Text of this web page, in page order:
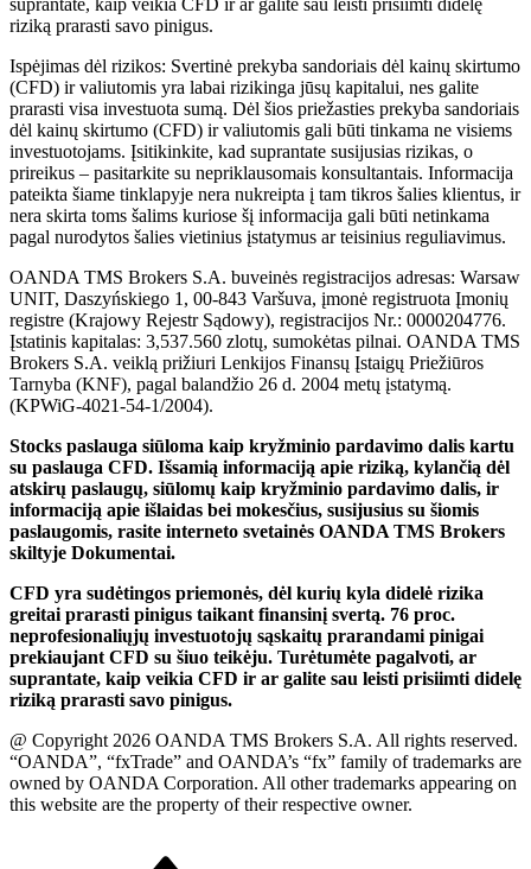
riziką prarasti savo pinigus.
Ispėjimas dėl rizikos: Svertinė prekyba sandoriais dėl kainų skirtumo
(CFD) ir valiutomis yra labai rizikinga jūsų kapitalui, nes galite
prarasti visa investuota sumą. Dėl šios priežasties prekyba sandoriais
dėl kainų skirtumo (CFD) ir valiutomis gali būti tinkama ne visiems
investuotojams. Įsitikinkite, kad suprantate susijusias rizikas, o
prireikus – pasitarkite su nepriklausomais konsultantais. Informacija
pateikta šiame tinklapyje nera nukreipta į tam tikros šalies klientus, ir
nera skirta toms šalims kuriose šį informacija gali būti netinkama
pagal nurodytos šalies vietinius įstatymus ar teisinius reguliavimus.
OANDA TMS Brokers S.A. buveinės registracijos adresas: Warsaw
UNIT, Daszyńskiego 1, 00-843 Varšuva, įmonė registruota Įmonių
registre (Krajowy Rejestr Sądowy), registracijos Nr.: 0000204776.
Įstatinis kapitalas: 3,537.560 zlotų, sumokėtas pilnai. OANDA TMS
Brokers S.A. veiklą prižiuri Lenkijos Finansų Įstaigų Priežiūros
Tarnyba (KNF), pagal balandžio 26 d. 2004 metų įstatymą.
(KPWiG-4021-54-1/2004).
Stocks paslauga siūloma kaip kryžminio pardavimo dalis kartu
su paslauga CFD. Išsamią informaciją apie riziką, kylančią dėl
atskirų paslaugų, siūlomų kaip kryžminio pardavimo dalis, ir
informaciją apie išlaidas bei mokesčius, susijusius su šiomis
paslaugomis, rasite interneto svetainės OANDA TMS Brokers
skiltyje Dokumentai.
CFD yra sudėtingos priemonės, dėl kurių kyla didelė rizika
greitai prarasti pinigus taikant finansinį svertą. 76 proc.
neprofesionaliųjų investuotojų sąskaitų prarandami pinigai
prekiaujant CFD su šiuo teikėju. Turėtumėte pagalvoti, ar
suprantate, kaip veikia CFD ir ar galite sau leisti prisiimti didelę
riziką prarasti savo pinigus.
@ Copyright 2026 OANDA TMS Brokers S.A. All rights reserved.
“OANDA”, “fxTrade” and OANDA’s “fx” family of trademarks are
owned by OANDA Corporation. All other trademarks appearing on
this website are the property of their respective owner.